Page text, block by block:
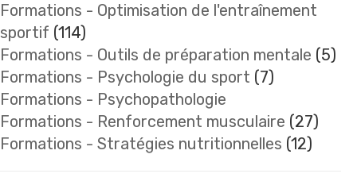
Formations - Optimisation de l'entraînement
sportif (114)
Formations - Outils de préparation mentale (5)
Formations - Psychologie du sport (7)
Formations - Psychopathologie
Formations - Renforcement musculaire (27)
Formations - Stratégies nutritionnelles (12)